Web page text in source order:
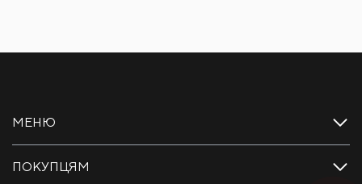
ПОКУПЦЯМ
МЕНЮ